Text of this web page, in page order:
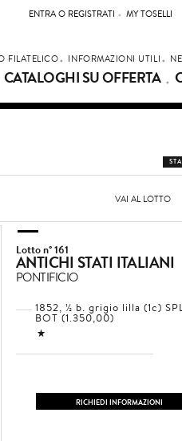
ENTRA O REGISTRATI MY TOSELLI
INFORMAZIONI UTILI
FILATELICO
CATALOGHI SU OFFERTA
VAI AL LOTTO
Lotto n° 161
ANTICHI STATI ITALIANI
PONTIFICIO
1852, ½ b. grigio lilla (1c)
BOT (1.350,00)
1
RICHIEDI INFORMAZIONI